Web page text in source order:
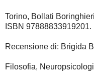
Torino, Bollati
ISBN 97888833919201.
Recensione di: Brigida
Filosofia,